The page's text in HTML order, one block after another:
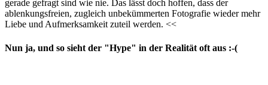
gerade gefragt sind wie nie. Das lässt doch hoffen, dass der
ablenkungsfreien, zugleich unbekümmerten Fotografie wieder mehr
Liebe und Aufmerksamkeit zuteil werden. <<
Nun ja, und so sieht der "Hype" in der Realität oft aus :-(